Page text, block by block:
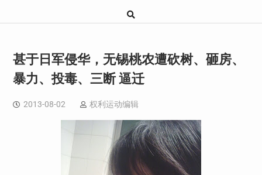
甚于日军侵华，无锡桃农遭砍树、砸房、
暴力、投毒、三断 逼迁
2013-08-02 权利运动编辑